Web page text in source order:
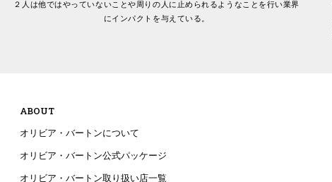
２人は他ではやっていないことや周りの人に止められるようなことを行い業界
にインパクトを与えている。
ABOUT
オリビア・バートンについて
オリビア・バートン公式パッケージ
オリビア・バートン取り扱い店一覧